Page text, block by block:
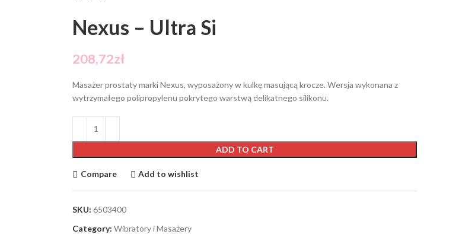
Nexus – Ultra Si
208,72zł
Masażer prostaty marki Nexus, wyposażony w kulkę masującą krocze. Wersja wykonana z
wytrzymałego polipropylenu pokrytego warstwą delikatnego silikonu.
ADD TO CART
Compare Add to wishlist
SKU: 6503400
Category: Wibratory i Masażery